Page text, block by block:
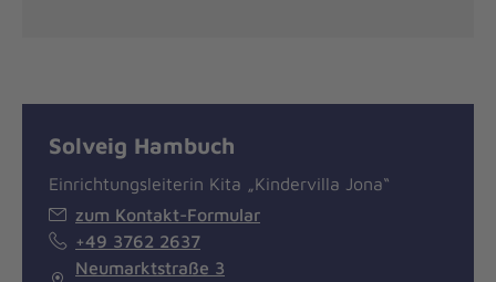
Solveig Hambuch
Einrichtungsleiterin Kita „Kindervilla Jona“
zum Kontakt-Formular
+49 3762 2637
Neumarktstraße 3